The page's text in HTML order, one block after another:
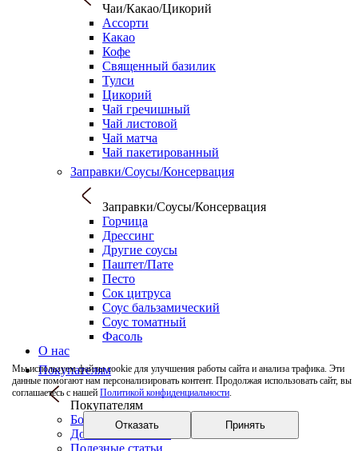
Мы используем файлы cookie для улучшения работы сайта и анализа трафика. Эти
данные помогают нам персонализировать контент. Продолжая использовать сайт, вы
соглашаетесь с нашей Политикой конфиденциальности.
Отказать Принять
Чаи/Какао/Цикорий
Ассорти
Какао
Кофе
Священный базилик
Тулси
Цикорий
Чай гречишный
Чай листовой
Чай матча
Чай пакетированный
Заправки/Соусы/Консервация
Заправки/Соусы/Консервация
Горчица
Дрессинг
Другие соусы
Паштет/Пате
Песто
Сок цитруса
Соус бальзамический
Соус томатный
Фасоль
О нас
Покупателям
Покупателям
Бонусная программа
Доставка и оплата
Полезные статьи